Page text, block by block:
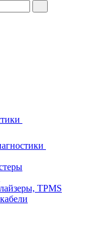
TPMS